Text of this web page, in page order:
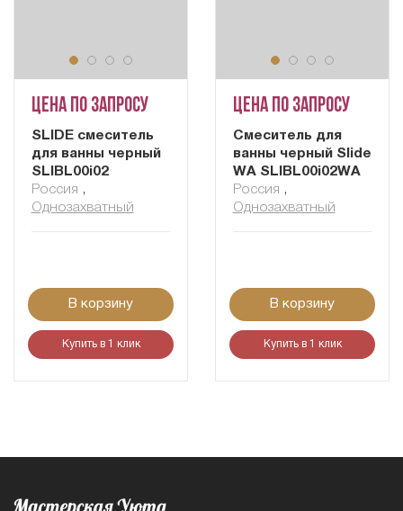
Цена по запросу
SLIDE смеситель
для ванны черный
SLIBL00i02
Россия ,
Однозахватный
В корзину
Купить в 1 клик
Цена по запросу
Смеситель для
ванны черный Slide
WA SLIBL00i02WA
Россия ,
Однозахватный
В корзину
Купить в 1 клик